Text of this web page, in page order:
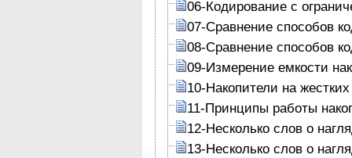
06-Кодирование с
07-Сравнение способов
08-Сравнение способов
09-Измерение емкости
10-Накопители на
11-Принципы работы
12-Несколько слов о
13-Несколько слов о